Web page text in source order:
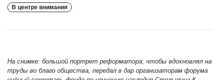
В центре внимания
На снимке: большой портрет реформатора, чтобы вдохновлял на
труды во благо общества, передал в дар организаторам форума